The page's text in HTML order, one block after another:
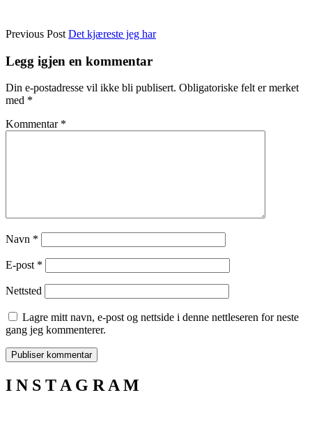
Previous Post Det kjæreste jeg har
Legg igjen en kommentar
Din e-postadresse vil ikke bli publisert. Obligatoriske felt er merket
med *
Kommentar *
Navn *
E-post *
Nettsted
Lagre mitt navn, e-post og nettside i denne nettleseren for neste
gang jeg kommenterer.
I N S T A G R A M